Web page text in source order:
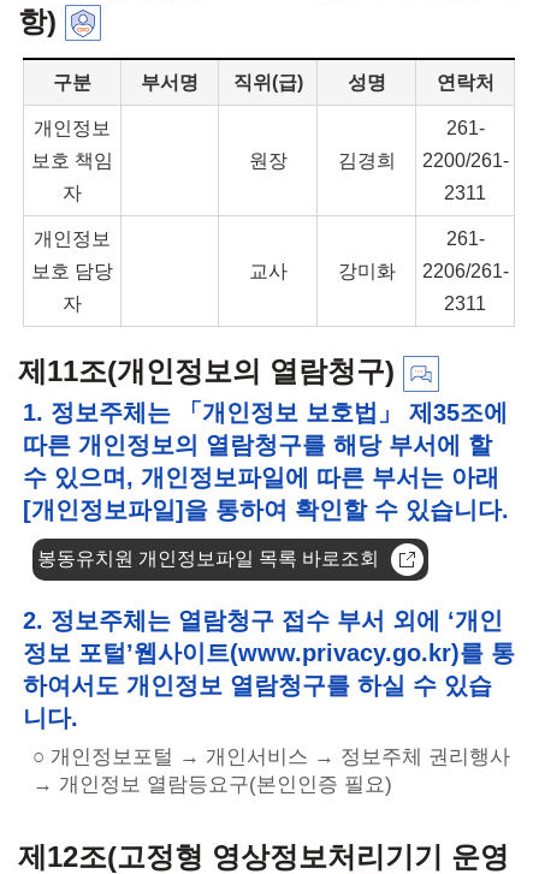
항)
구분 부서명 직위(급) 성명 연락처
개인정보
보호 책임
자
원장 김경희
261-
2200/261-
2311
개인정보
보호 담당
자
교사 강미화
261-
2206/261-
2311
제11조(개인정보의 열람청구)
1. 정보주체는 「개인정보 보호법」 제35조에
따른 개인정보의 열람청구를 해당 부서에 할
수 있으며, 개인정보파일에 따른 부서는 아래
[개인정보파일]을 통하여 확인할 수 있습니다.
봉동유치원 개인정보파일 목록 바로조회
2. 정보주체는 열람청구 접수 부서 외에 ‘개인
정보 포털’웹사이트(www.privacy.go.kr)를 통
하여서도 개인정보 열람청구를 하실 수 있습
니다.
○ 개인정보포털 → 개인서비스 → 정보주체 권리행사
→ 개인정보 열람등요구(본인인증 필요)
제12조(고정형 영상정보처리기기 운영